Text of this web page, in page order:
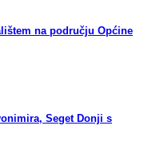
na području Općine
Seget Donji s